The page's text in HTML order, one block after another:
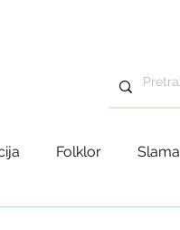
Folklor Slama